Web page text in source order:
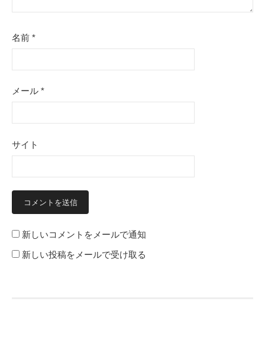
名前 *
メール *
サイト
新しいコメントをメールで通知
新しい投稿をメールで受け取る